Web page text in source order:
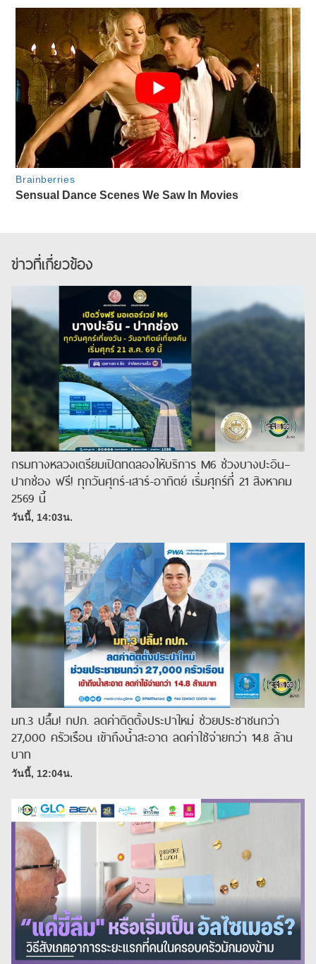
ข่าวที่เกี่ยวข้อง
กรมทางหลวงเตรียมเปิดทดลองให้บริการ M6 ช่วงบางปะอิน–
ปากช่อง ฟรี! ทุกวันศุกร์-เสาร์-อาทิตย์ เริ่มศุกร์ที่ 21 สิงหาคม
2569 นี้
วันนี้, 14:03น.
มท.3 ปลื้ม! กปภ. ลดค่าติดตั้งประปาใหม่ ช่วยประชาชนกว่า
27,000 ครัวเรือน เข้าถึงน้ำสะอาด ลดค่าใช้จ่ายกว่า 14.8 ล้าน
บาท
วันนี้, 12:04น.